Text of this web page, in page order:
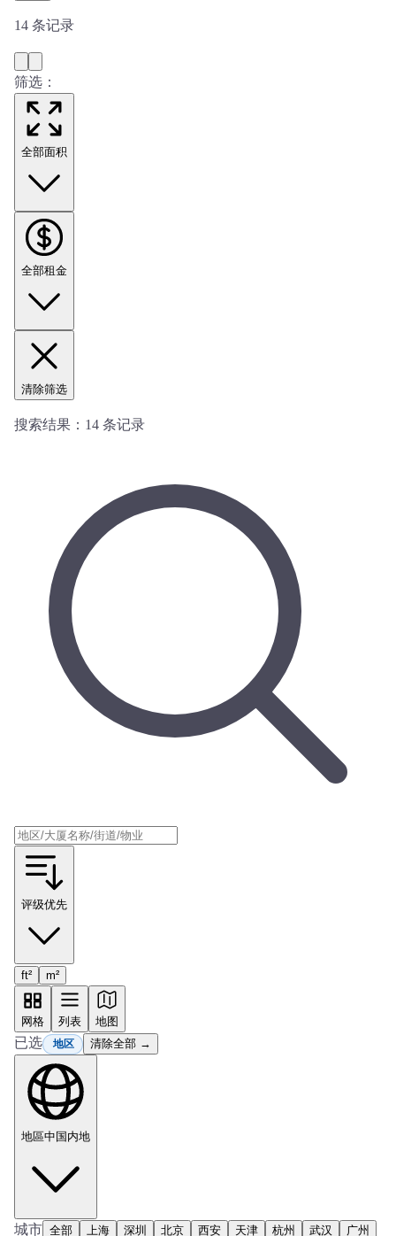
14 条记录
筛选：
全部面积
全部租金
清除筛选
搜索结果： 14 条记录
评级优先
ft² m²
网格 列表 地图
已选 地区 清除全部 →
地區中国内地
城市 全部 上海 深圳 北京 西安 天津 杭州 武汉 广州